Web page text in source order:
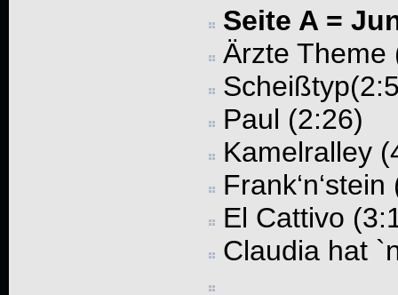
Seite A =
Ärzte Theme
Paul (2:26)
Kamelralley
El Cattivo
Claudia hat